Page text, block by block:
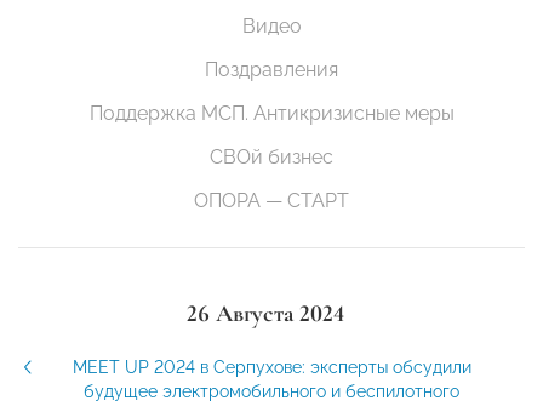
Видео
Поздравления
Поддержка МСП. Антикризисные меры
СВОй бизнес
ОПОРА — СТАРТ
26 Августа 2024
MEET UP 2024 в Серпухове: эксперты обсудили
будущее электромобильного и беспилотного